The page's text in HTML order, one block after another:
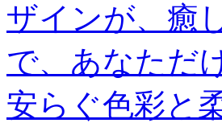
ザインが、癒
で、あなただ
安らぐ色彩と